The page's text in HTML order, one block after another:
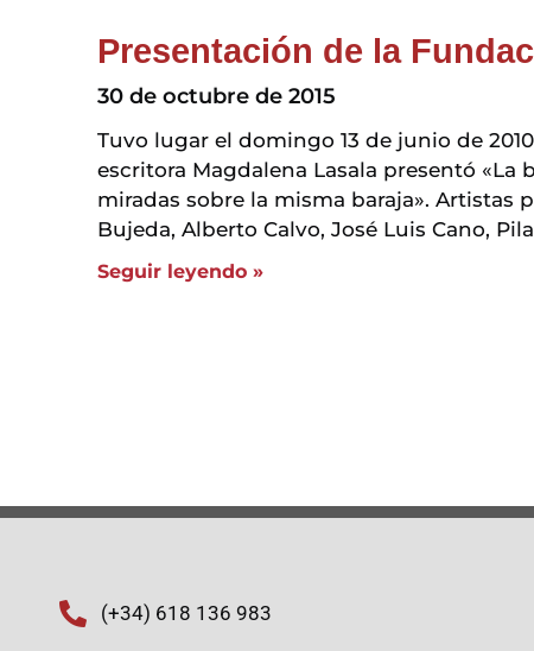
Presentación de la
30 de octubre de 2015
Tuvo lugar el domingo 13 de junio de
escritora Magdalena Lasala presentó
miradas sobre la misma baraja». Artistas
Bujeda, Alberto Calvo, José Luis Cano,
Seguir leyendo »
(+34) 618 136 983